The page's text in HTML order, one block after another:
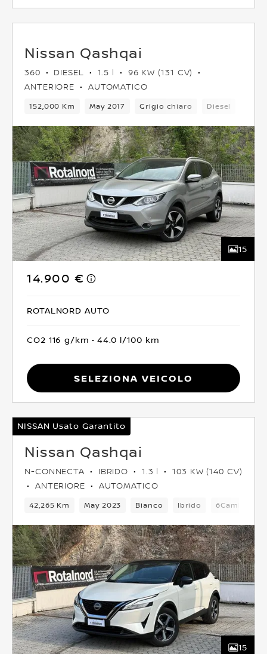
Nissan Qashqai
360 DIESEL 1.5 l
96 KW (131 CV)
ANTERIORE
AUTOMATICO
152,000 Km May 2017 Grigio chiaro Diesel
15
14.900 €
ROTALNORD AUTO
CO2 116 g/km 44.0 l/100 km
Seleziona Veicolo
NISSAN Usato Garantito
Nissan Qashqai
N-CONNECTA IBRIDO 1.3 l
103 KW (140 CV)
ANTERIORE
AUTOMATICO
42,265 Km May 2023 Bianco Ibrido 6Cambio
15